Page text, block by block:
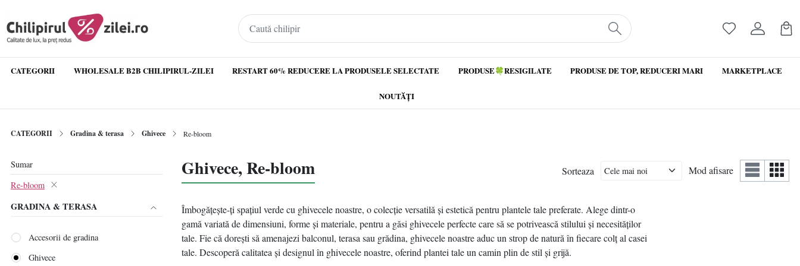
CATEGORII WHOLESALE B2B CHILIPIRUL-ZILEI RESTART 60% REDUCERE LA PRODUSELE SELECTATE PRODUSE🍀RESIGILATE PRODUSE DE TOP, REDUCERI MARI MARKETPLACE
NOUTĂȚI
CATEGORII Gradina & terasa Ghivece Re-bloom
Sumar
Re-bloom
GRADINA & TERASA
Accesorii de gradina
Ghivece
Ghivece, Re-bloom Sorteaza Mod afisare
Îmbogățește-ți spațiul verde cu ghivecele noastre, o colecție versatilă și estetică pentru plantele tale preferate. Alege dintr-o
gamă variată de dimensiuni, forme și materiale, pentru a găsi ghivecele perfecte care să se potrivească stilului și necesităților
tale. Fie că dorești să amenajezi balconul, terasa sau grădina, ghivecele noastre aduc un strop de natură în fiecare colț al casei
tale. Descoperă calitatea și designul în ghivecele noastre, oferind plantei tale un camin plin de stil și grijă.